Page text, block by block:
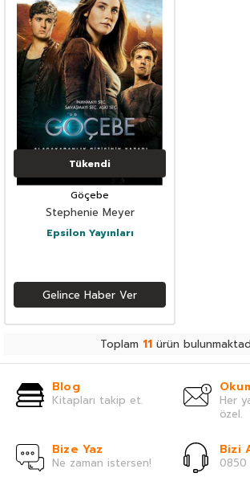
Tükendi
Göçebe
Stephenie Meyer
Epsilon Yayınları
Gelince Haber Ver
Toplam 11ürün
Blog
Kitapları takip et.
Her
özel.
Bize Yaz
Ne zaman istersen!
Bizi